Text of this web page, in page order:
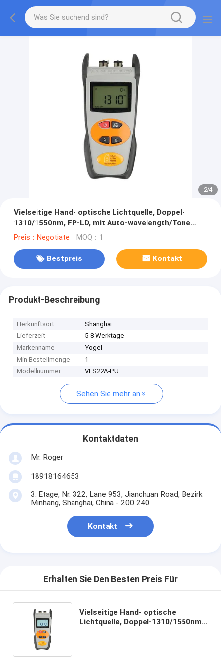
2/4
Vielseitige Hand- optische Lichtquelle, Doppel-
1310/1550nm, FP-LD, mit Auto-wavelength/Tone
Generation Recognition
Preis：Negotiate MOQ：1
Bestpreis Kontakt
Produkt-Beschreibung
Herkunftsort
Shanghai
Lieferzeit
5-8 Werktage
Markenname
Yogel
Min Bestellmenge
1
Modellnummer
VLS22A-PU
Sehen Sie mehr an
Kontaktdaten
Mr. Roger
18918164653
3. Etage, Nr. 322, Lane 953, Jianchuan Road, Bezirk
Minhang, Shanghai, China - 200 240
Kontakt
Erhalten Sie Den Besten Preis Für
Vielseitige Hand- optische
Lichtquelle, Doppel-1310/1550nm,